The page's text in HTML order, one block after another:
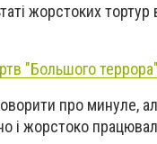
жорстоких
"Большого
про минуле,
і жорстоко